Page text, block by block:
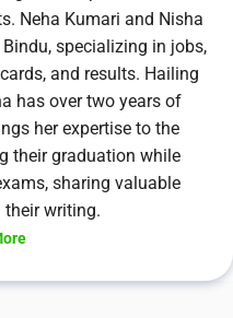
Neha Kumari and Nisha
specializing in jobs,
and results. Hailing
has over two years of
her expertise to the
their graduation while
sharing valuable
writing.